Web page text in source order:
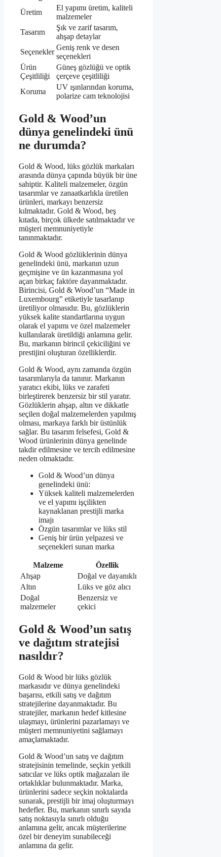
Üretim
El yapımı üretim, kaliteli
malzemeler
Tasarım
Şık ve zarif tasarım,
ahşap detaylar
Seçenekler
Geniş renk ve desen
seçenekleri
Ürün
Çeşitliliği
Güneş gözlüğü ve optik
çerçeve çeşitliliği
Koruma
UV ışınlarından koruma,
polarize cam teknolojisi
Gold & Wood’un
dünya genelindeki ünü
ne durumda?
Gold & Wood, lüks gözlük markaları
arasında dünya çapında büyük bir üne
sahiptir. Kaliteli malzemeler, özgün
tasarımlar ve zanaatkarlıkla üretilen
ürünleri, markayı benzersiz
kılmaktadır. Gold & Wood, beş
kıtada, birçok ülkede satılmaktadır ve
müşteri memnuniyetiyle
tanınmaktadır.
Gold & Wood gözlüklerinin dünya
genelindeki ünü, markanın uzun
geçmişine ve ün kazanmasına yol
açan birkaç faktöre dayanmaktadır.
Birincisi, Gold & Wood’un “Made in
Luxembourg” etiketiyle tasarlanıp
üretiliyor olmasıdır. Bu, gözlüklerin
yüksek kalite standartlarına uygun
olarak el yapımı ve özel malzemeler
kullanılarak üretildiği anlamına gelir.
Bu, markanın birincil çekiciliğini ve
prestijini oluşturan özelliklerdir.
Gold & Wood, aynı zamanda özgün
tasarımlarıyla da tanınır. Markanın
yaratıcı ekibi, lüks ve zarafeti
birleştirerek benzersiz bir stil yaratır.
Gözlüklerin ahşap, altın ve dikkatle
seçilen doğal malzemelerden yapılmış
olması, markaya farklı bir üstünlük
sağlar. Bu tasarım felsefesi, Gold &
Wood ürünlerinin dünya genelinde
takdir edilmesine ve tercih edilmesine
neden olmaktadır.
Gold & Wood’un dünya
genelindeki ünü:
Yüksek kaliteli malzemelerden
ve el yapımı işçilikten
kaynaklanan prestijli marka
imajı
Özgün tasarımlar ve lüks stil
Geniş bir ürün yelpazesi ve
seçenekleri sunan marka
Malzeme
Özellik
Ahşap
Doğal ve dayanıklı
Altın
Lüks ve göz alıcı
Doğal
malzemeler
Benzersiz ve
çekici
Gold & Wood’un satış
ve dağıtım stratejisi
nasıldır?
Gold & Wood bir lüks gözlük
markasıdır ve dünya genelindeki
başarısı, etkili satış ve dağıtım
stratejilerine dayanmaktadır. Bu
stratejiler, markanın hedef kitlesine
ulaşmayı, ürünlerini pazarlamayı ve
müşteri memnuniyetini sağlamayı
amaçlamaktadır.
Gold & Wood’un satış ve dağıtım
stratejisinin temelinde, seçkin yetkili
satıcılar ve lüks optik mağazaları ile
ortaklıklar bulunmaktadır. Marka,
ürünlerini sadece seçkin noktalarda
sunarak, prestijli bir imaj oluşturmayı
hedefler. Bu, markanın sınırlı sayıda
satış noktasıyla sınırlı olduğu
anlamına gelir, ancak müşterilerine
özel bir deneyim sunabileceği
anlamına da gelir.